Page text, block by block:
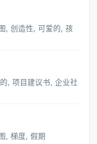
, 创造性, 可爱的, 孩
, 项目建议书, 企业社
, 梯度, 假期